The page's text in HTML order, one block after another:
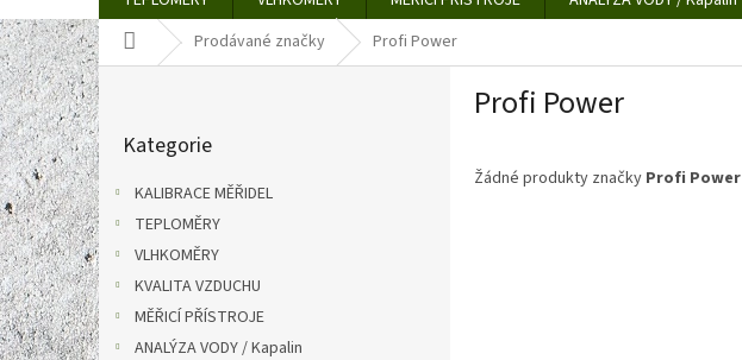
Domů Prodávané značky Profi Power
P
o
s
t
r
a
n
n
í
p
a
kategorie
Kategorie
KALIBRACE MĚŘIDEL
TEPLOMĚRY
VLHKOMĚRY
KVALITA VZDUCHU
MĚŘICÍ PŘÍSTROJE
ANALÝZA VODY / Kapalin
Profi Power
Žádné produkty značky Profi Power